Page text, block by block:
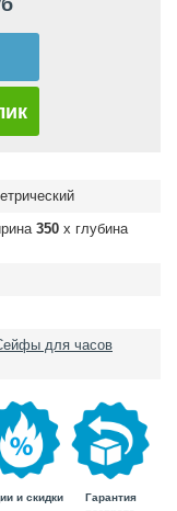
350 х глубина
для часов
и скидки
Гарантия